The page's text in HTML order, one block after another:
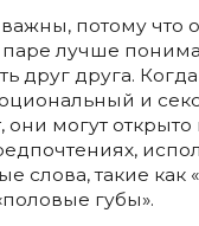
потому что
лучше
друг друга.
и
они могут открыто
слова, такие как
губы».